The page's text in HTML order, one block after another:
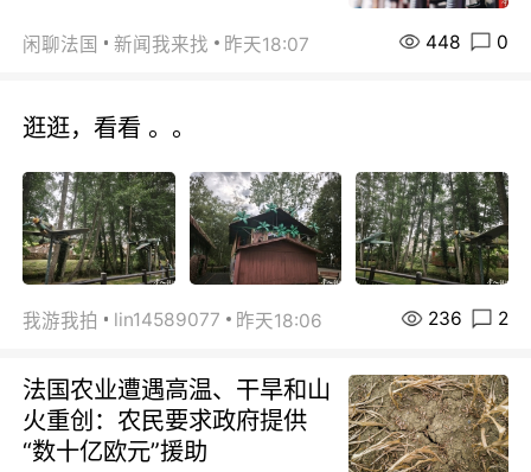
闲聊法国 新闻我来找 昨天18:07 448 0
逛逛，看看 。。
我游我拍 lin14589077 昨天18:06 236 2
法国农业遭遇高温、干旱和山
火重创：农民要求政府提供
“数十亿欧元”援助